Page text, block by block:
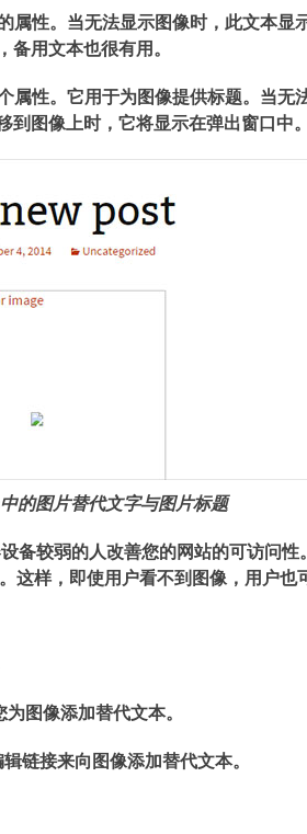
性。当无法显示图像时，此文本显
备用文本也很有用。
属性。它用于为图像提供标题。当无
图像上时，它将显示在弹出窗口中。
中的图片替代文字与图片标题
备较弱的人改善您的网站的可访问
这样，即使用户看不到图像，用户也
图像添加替代文本。
链接来向图像添加替代文本。